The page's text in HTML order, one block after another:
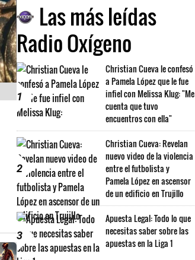
Las más leídas
Radio Oxígeno
1
Christian Cueva le confesó
a Pamela López que le fue
infiel con Melissa Klug: "Me
cuenta que tuvo
encuentros con ella"
2
Christian Cueva: Revelan
nuevo video de la violencia
entre el futbolista y
Pamela López en ascensor
de un edificio en Trujillo
3
Apuesta Legal: Todo lo que
necesitas saber sobre las
apuestas en la Liga 1